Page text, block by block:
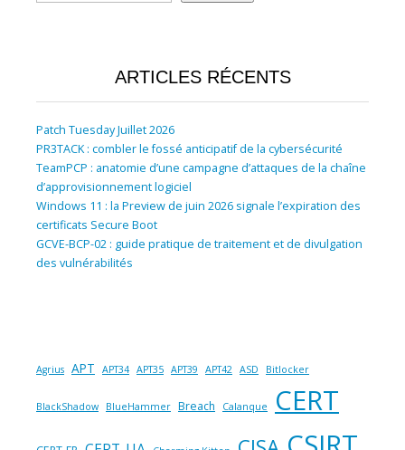
ARTICLES RÉCENTS
Patch Tuesday Juillet 2026
PR3TACK : combler le fossé anticipatif de la cybersécurité
TeamPCP : anatomie d’une campagne d’attaques de la chaîne
d’approvisionnement logiciel
Windows 11 : la Preview de juin 2026 signale l’expiration des
certificats Secure Boot
GCVE-BCP-02 : guide pratique de traitement et de divulgation
des vulnérabilités
Agrius APT APT34 APT35 APT39 APT42 ASD Bitlocker
BlackShadow BlueHammer Breach Calanque CERT